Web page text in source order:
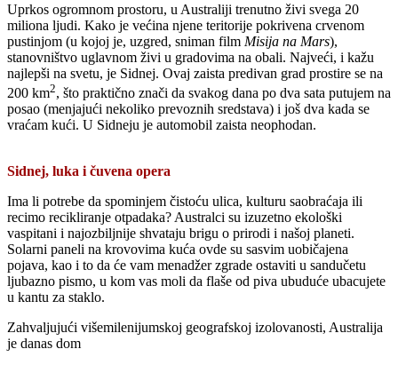
Uprkos ogromnom prostoru, u Australiji trenutno živi svega 20
miliona ljudi. Kako je većina njene teritorije pokrivena crvenom
pustinjom (u kojoj je, uzgred, sniman film Misija na Mars),
stanovništvo uglavnom živi u gradovima na obali. Najveći, i kažu
najlepši na svetu, je Sidnej. Ovaj zaista predivan grad prostire se na
200 km2, što praktično znači da svakog dana po dva sata putujem na
posao (menjajući nekoliko prevoznih sredstava) i još dva kada se
vraćam kući. U Sidneju je automobil zaista neophodan.
Sidnej, luka i čuvena opera
Ima li potrebe da spominjem čistoću ulica, kulturu saobraćaja ili
recimo recikliranje otpadaka? Australci su izuzetno ekološki
vaspitani i najozbiljnije shvataju brigu o prirodi i našoj planeti.
Solarni paneli na krovovima kuća ovde su sasvim uobičajena
pojava, kao i to da će vam menadžer zgrade ostaviti u sandučetu
ljubazno pismo, u kom vas moli da flaše od piva ubuduće ubacujete
u kantu za staklo.
Zahvaljujući višemilenijumskoj geografskoj izolovanosti, Australija
je danas dom